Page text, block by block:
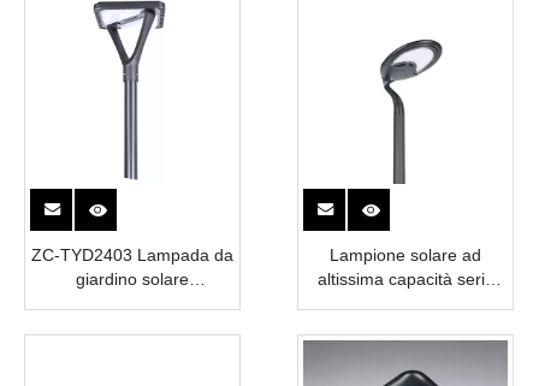
ZC-TYD2403 Lampada da
giardino solare
Lampione solare ad
altissima capacità serie